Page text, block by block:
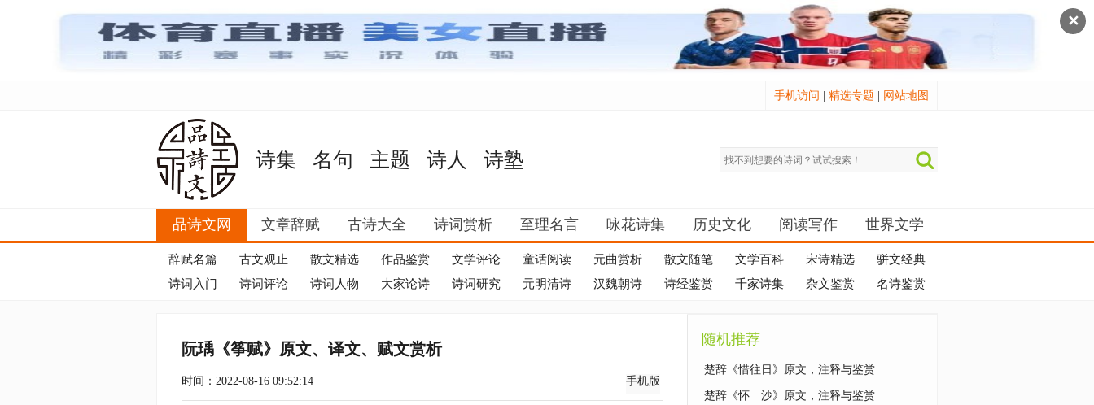
✕
手机访问 精选专题 网站地图
诗集 名句 主题 诗人 诗塾
品诗文网 文章辞赋 古诗大全 诗词赏析 至理名言 咏花诗集 历史文化 阅读写作 世界文学
辞赋名篇 古文观止 散文精选 作品鉴赏 文学评论 童话阅读 元曲赏析 散文随笔 文学百科 宋诗精选
骈文经典
诗词入门
诗词评论 诗词人物 大家论诗 诗词研究 元明清诗 汉魏朝诗 诗经鉴赏 千家诗集 杂文鉴赏 名诗鉴赏
阮瑀《筝赋》原文、译文、赋文赏析
时间：2022-08-16 09:52:14 手机版
随机推荐
楚辞《惜往日》原文，注释与鉴赏
楚辞《怀 沙》原文，注释与鉴赏